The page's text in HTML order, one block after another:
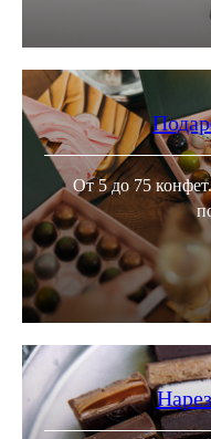
От 5 до 75